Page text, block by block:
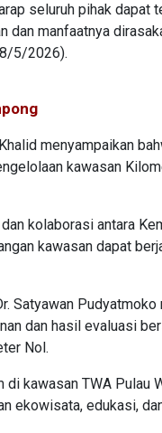
seluruh pihak dapat
manfaatnya
5/2026).
menyampaikan
kawasan
kolaborasi antara
kawasan dapat
Satyawan
dan hasil evaluasi
Nol.
kawasan TWA Pulau
ekowisata, edukasi,